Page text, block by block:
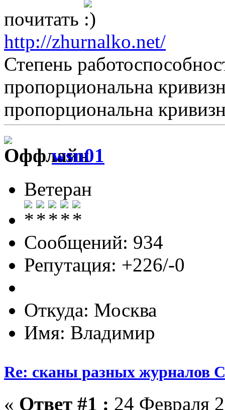
почитать
http://zhurnalko.net/
Степень
пропорциональна
пропорциональна
wsn01
Ветеран
Сообщений: 934
Репутация: +226/-0
Откуда: Москва
Имя: Владимир
Re: сканы разных журналов
« Ответ #1 : 24 Февраля